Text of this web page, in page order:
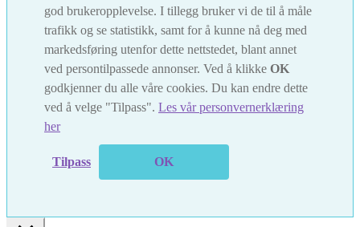
god brukeropplevelse. I tillegg bruker vi de til å måle
trafikk og se statistikk, samt for å kunne nå deg med
markedsføring utenfor dette nettstedet, blant annet
ved persontilpassede annonser. Ved å klikke OK
godkjenner du alle våre cookies. Du kan endre dette
ved å velge "Tilpass". Les vår personvernerklæring
her
Tilpass OK